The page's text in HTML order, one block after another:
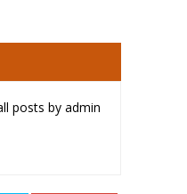
posts by admin